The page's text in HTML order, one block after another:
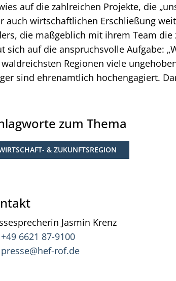
auf die zahlreichen Projekte, die
auch wirtschaftlichen Erschließung
die maßgeblich mit ihrem Team
sich auf die anspruchsvolle Aufgabe:
Regionen viele
sind ehrenamtlich hochengagiert.
zum Thema
& ZUKUNFTSREGION
Jasmin Krenz
+49 6621 87-9100
presse@hef-rof.de